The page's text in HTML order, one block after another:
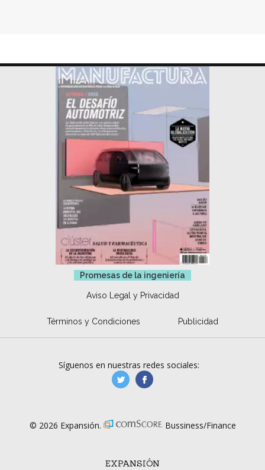
Promesas de la ingeniería
Aviso Legal y Privacidad
Términos y Condiciones Publicidad
EXPANSIÓN
Síguenos en nuestras redes sociales:
manufacturaGE
© 2026 Expansión. Bussiness/Finance